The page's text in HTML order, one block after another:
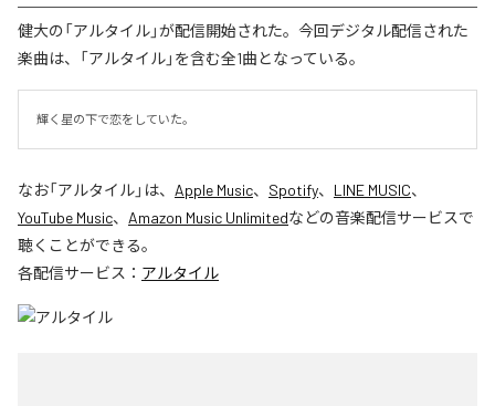
健大の「アルタイル」が配信開始された。今回デジタル配信された
楽曲は、「アルタイル」を含む全1曲となっている。
輝く星の下で恋をしていた。
なお「アルタイル」は、 Apple Music、 Spotify、 LINE MUSIC、
YouTube Music、 Amazon Music Unlimitedなどの音楽配信サービスで
聴くことができる。
各配信サービス： アルタイル